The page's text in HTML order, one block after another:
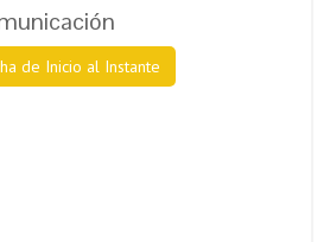
de Inicio al Instante